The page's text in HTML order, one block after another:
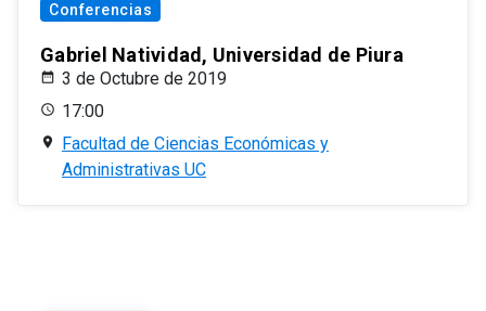
Conferencias
Gabriel Natividad, Universidad de Piura
3 de Octubre de 2019
17:00
Facultad de Ciencias Económicas y
Administrativas UC